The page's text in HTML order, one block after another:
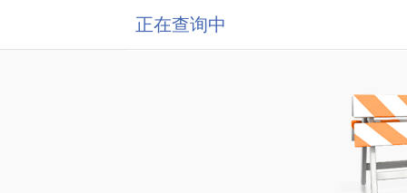
正在查询中